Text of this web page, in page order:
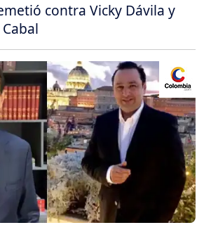
contra Vicky Dávila y